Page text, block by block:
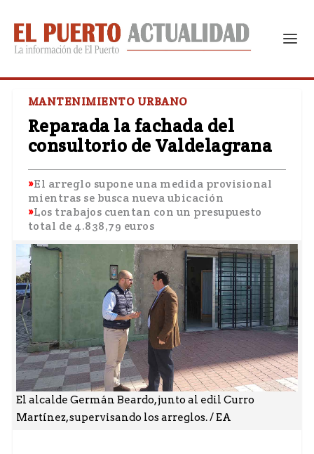
MANTENIMIENTO URBANO
Reparada la fachada del
consultorio de Valdelagrana
El arreglo supone una medida provisional
mientras se busca nueva ubicación
Los trabajos cuentan con un presupuesto
total de 4.838,79 euros
El alcalde Germán Beardo, junto al edil Curro
Martínez, supervisando los arreglos. / EA